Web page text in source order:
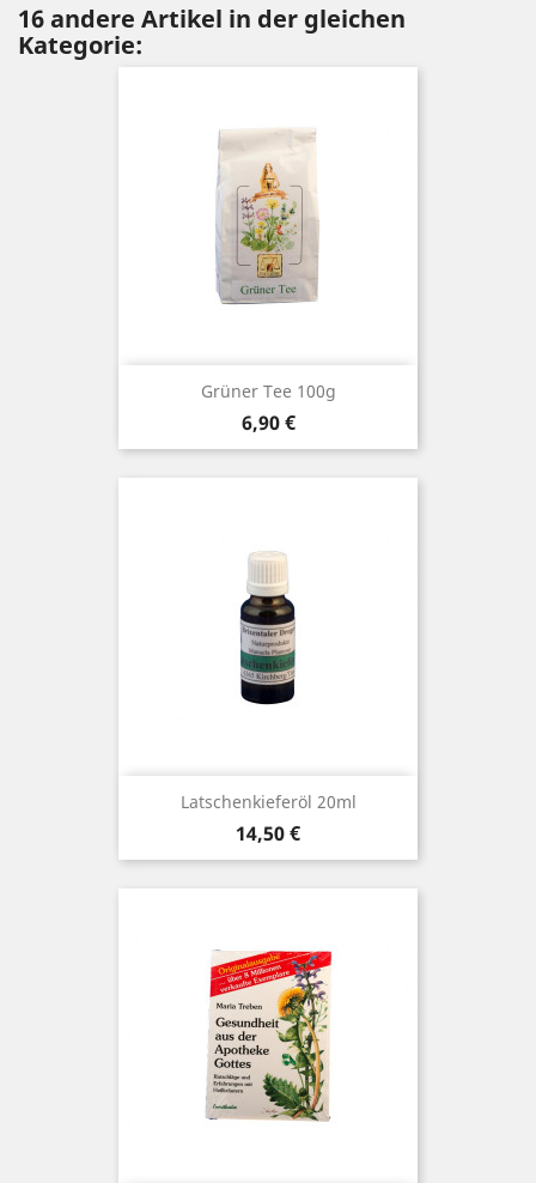
16 andere Artikel in der gleichen
Kategorie:
Grüner Tee 100g
Preis
6,90 €
Latschenkieferöl 20ml
Preis
14,50 €